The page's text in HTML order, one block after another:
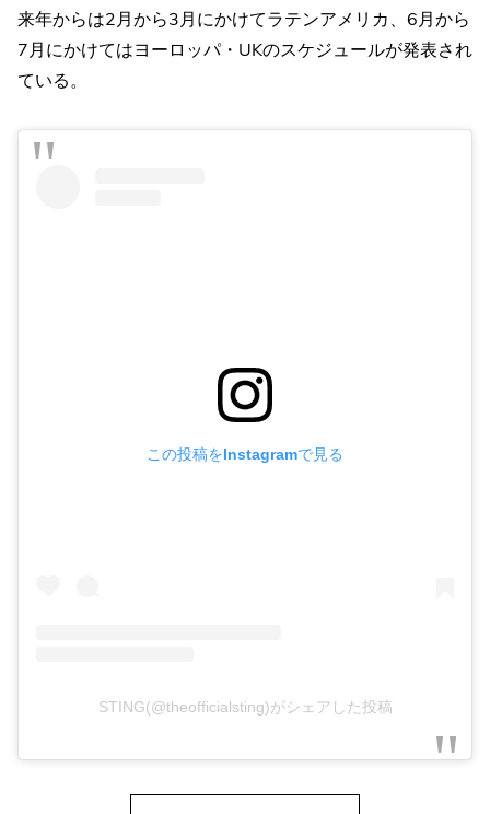
来年からは2月から3月にかけてラテンアメリカ、6月から
7月にかけてはヨーロッパ・UKのスケジュールが発表され
ている。
この投稿をInstagramで見る
STING(@theofficialsting)がシェアした投稿